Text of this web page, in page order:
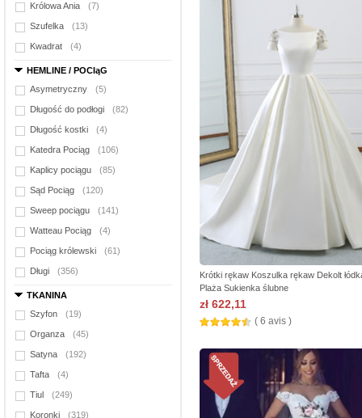
Królowa Ania (7)
Szufelka (13)
Kwadrat (4)
HEMLINE / POCIąG
Asymetryczny
(5)
Długość do podłogi (82)
Długość kostki (4)
Katedra Pociąg (106)
Kaplicy pociągu (85)
Sąd Pociąg (120)
Sweep pociągu (141)
Watteau Pociąg (4)
Pociąg królewski (61)
Długi (356)
TKANINA
Szyfon
(19)
Organza (45)
Satyna (192)
Tafta (4)
Tiul (249)
Koronki (319)
Krótki rękaw Koszulka rękaw Dekolt
Plaża Sukienka ślubne
zł 622,11
( 6 avis )